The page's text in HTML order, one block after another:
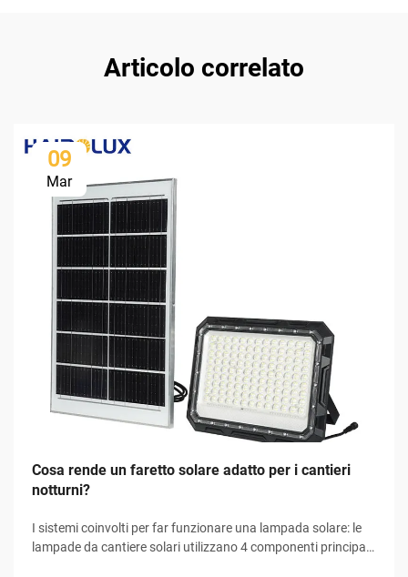
Articolo correlato
09
Mar
Cosa rende un faretto solare adatto per i cantieri
notturni?
I sistemi coinvolti per far funzionare una lampada solare: le
lampade da cantiere solari utilizzano 4 componenti principali